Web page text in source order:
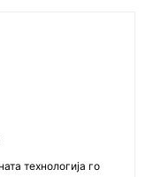
технологија го